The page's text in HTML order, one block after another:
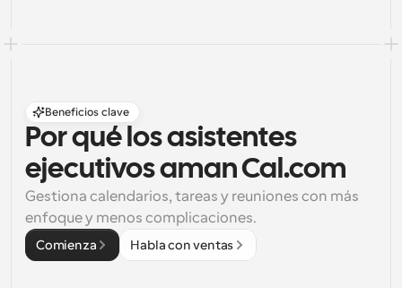
Beneficios clave
Por qué los asistentes
ejecutivos aman Cal.com
Gestiona calendarios, tareas y reuniones con más
enfoque y menos complicaciones.
Comienza Habla con ventas